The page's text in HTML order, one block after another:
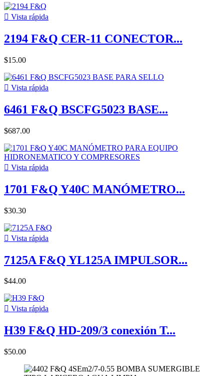
 Vista rápida
2194 F&Q CER-11 CONECTOR...
$15.00
 Vista rápida
6461 F&Q BSCFG5023 BASE...
$687.00
 Vista rápida
1701 F&Q Y40C MANÓMETRO...
$30.30
 Vista rápida
7125A F&Q YL125A IMPULSOR...
$44.00
 Vista rápida
H39 F&Q HD-209/3 conexión T...
$50.00